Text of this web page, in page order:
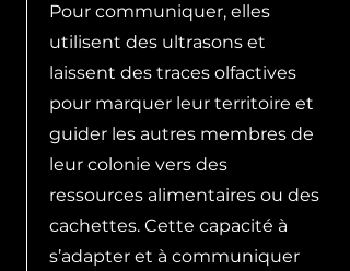
Pour communiquer, elles
utilisent des ultrasons et
laissent des traces olfactives
pour marquer leur territoire et
guider les autres membres de
leur colonie vers des
ressources alimentaires ou des
cachettes. Cette capacité à
s’adapter et à communiquer